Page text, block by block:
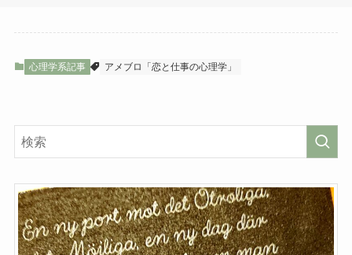
心理学系記事 アメブロ「恋と仕事の心理学」